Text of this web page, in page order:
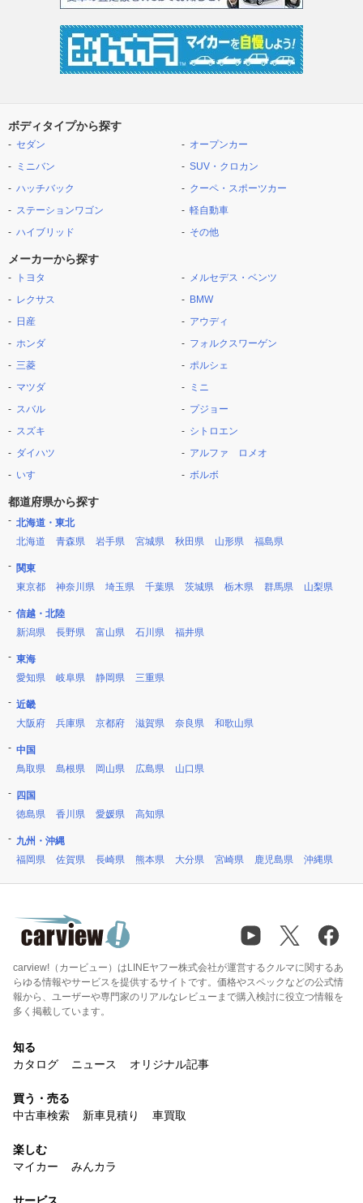
ボディタイプから探す
セダン
ミニバン
ハッチバック
ステーションワゴン
ハイブリッド
オープンカー
SUV・クロカン
クーペ・スポーツカー
軽自動車
その他
メーカーから探す
トヨタ
レクサス
日産
ホンダ
三菱
マツダ
スバル
スズキ
ダイハツ
いすゞ
メルセデス・ベンツ
BMW
アウディ
フォルクスワーゲン
ポルシェ
ミニ
プジョー
シトロエン
アルファ ロメオ
ボルボ
都道府県から探す
北海道・東北
北海道
青森県 岩手県 宮城県 秋田県 山形県 福島県
関東
東京都
神奈川県 埼玉県 千葉県 茨城県 栃木県 群馬県 山梨県
信越・北陸
新潟県
長野県 富山県 石川県 福井県
東海
愛知県
岐阜県 静岡県 三重県
近畿
大阪府
兵庫県 京都府 滋賀県 奈良県 和歌山県
中国
鳥取県
島根県 岡山県 広島県 山口県
四国
徳島県
香川県 愛媛県 高知県
九州・沖縄
福岡県
佐賀県 長崎県 熊本県 大分県 宮崎県 鹿児島県 沖縄県
carview!（カービュー）はLINEヤフー株式会社が運営するクルマに関するあ
らゆる情報やサービスを提供するサイトです。価格やスペックなどの公式情
報から、ユーザーや専門家のリアルなレビューまで購入検討に役立つ情報を
多く掲載しています。
知る
カタログ
ニュース オリジナル記事
買う・売る
中古車検索
新車見積り 車買取
楽しむ
マイカー
みんカラ